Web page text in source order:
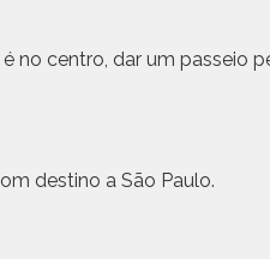
no centro, dar um passeio
destino a São Paulo.